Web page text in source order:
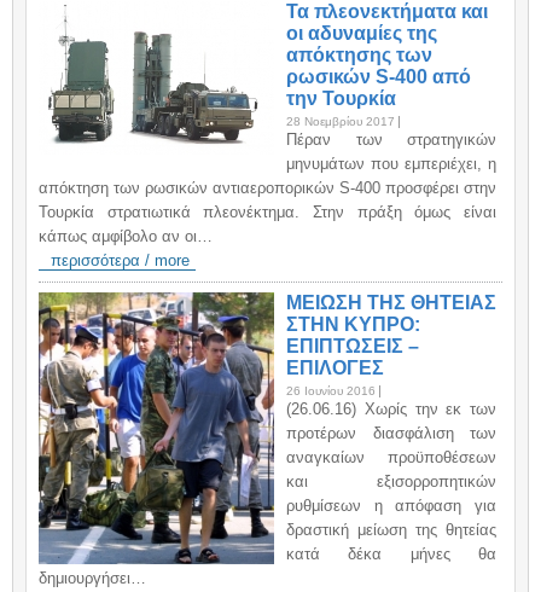
Τα πλεονεκτήματα και
οι αδυναμίες της
απόκτησης των
ρωσικών S-400 από
την Τουρκία
28 Νοεμβρίου 2017
Πέραν των στρατηγικών
μηνυμάτων που εμπεριέχει, η
απόκτηση των ρωσικών αντιαεροπορικών S-400 προσφέρει στην
Τουρκία στρατιωτικά πλεονέκτημα. Στην πράξη όμως είναι
κάπως αμφίβολο αν οι…
περισσότερα / more
ΜΕΙΩΣΗ ΤΗΣ ΘΗΤΕΙΑΣ
ΣΤΗΝ ΚΥΠΡΟ:
ΕΠΙΠΤΩΣΕΙΣ –
ΕΠΙΛΟΓΕΣ
26 Ιουνίου 2016
(26.06.16) Χωρίς την εκ των
προτέρων διασφάλιση των
αναγκαίων προϋποθέσεων
και εξισορροπητικών
ρυθμίσεων η απόφαση για
δραστική μείωση της θητείας
κατά δέκα μήνες θα
δημιουργήσει…